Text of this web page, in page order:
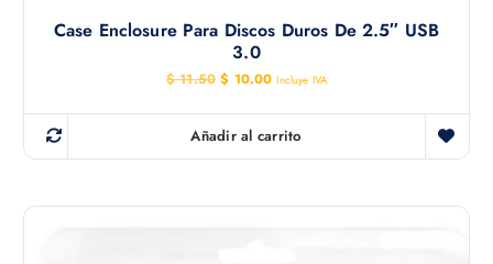
Case Enclosure Para Discos Duros De 2.5″ USB
3.0
$11.50 E
p
r
e
c
o
$ 10.00E
p
e
c
a
Incluye IVA
Añadir al carrito